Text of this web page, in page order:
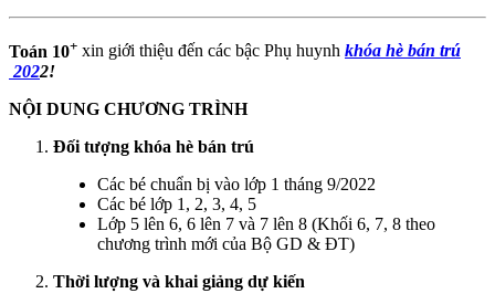
Toán 10+ xin giới thiệu đến các bậc Phụ huynh khóa hè bán trú​
2022!
NỘI DUNG CHƯƠNG TRÌNH
Đối tượng khóa hè bán trú
Các bé chuẩn bị vào lớp 1 tháng 9/2022
Các bé lớp 1, 2, 3, 4, 5
Lớp 5 lên 6, 6 lên 7 và 7 lên 8 (Khối 6, 7, 8 theo
chương trình mới của Bộ GD & ĐT)
Thời lượng và khai giảng dự kiến